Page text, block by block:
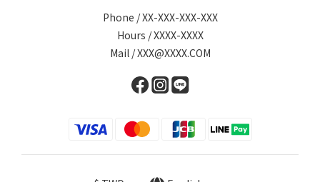
Phone / XX-XXX-XXX-XXX
Hours / XXXX-XXXX
Mail / XXX@XXXX.COM